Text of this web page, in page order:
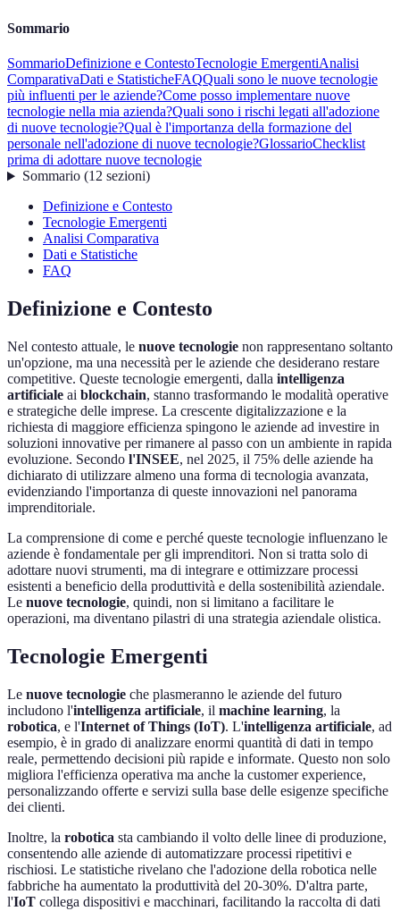
Sommario
SommarioDefinizione e ContestoTecnologie EmergentiAnalisi
ComparativaDati e StatisticheFAQQuali sono le nuove tecnologie
più influenti per le aziende?Come posso implementare nuove
tecnologie nella mia azienda?Quali sono i rischi legati all'adozione
di nuove tecnologie?Qual è l'importanza della formazione del
personale nell'adozione di nuove tecnologie?GlossarioChecklist
prima di adottare nuove tecnologie
Sommario(12 sezioni)
Definizione e Contesto
Tecnologie Emergenti
Analisi Comparativa
Dati e Statistiche
FAQ
Definizione e Contesto
Nel contesto attuale, le nuove tecnologie non rappresentano soltanto
un'opzione, ma una necessità per le aziende che desiderano restare
competitive. Queste tecnologie emergenti, dalla intelligenza
artificiale ai blockchain, stanno trasformando le modalità operative
e strategiche delle imprese. La crescente digitalizzazione e la
richiesta di maggiore efficienza spingono le aziende ad investire in
soluzioni innovative per rimanere al passo con un ambiente in rapida
evoluzione. Secondo l'INSEE, nel 2025, il 75% delle aziende ha
dichiarato di utilizzare almeno una forma di tecnologia avanzata,
evidenziando l'importanza di queste innovazioni nel panorama
imprenditoriale.
La comprensione di come e perché queste tecnologie influenzano le
aziende è fondamentale per gli imprenditori. Non si tratta solo di
adottare nuovi strumenti, ma di integrare e ottimizzare processi
esistenti a beneficio della produttività e della sostenibilità aziendale.
Le nuove tecnologie, quindi, non si limitano a facilitare le
operazioni, ma diventano pilastri di una strategia aziendale olistica.
Tecnologie Emergenti
Le nuove tecnologie che plasmeranno le aziende del futuro
includono l'intelligenza artificiale, il machine learning, la
robotica, e l'Internet of Things (IoT). L'intelligenza artificiale, ad
esempio, è in grado di analizzare enormi quantità di dati in tempo
reale, permettendo decisioni più rapide e informate. Questo non solo
migliora l'efficienza operativa ma anche la customer experience,
personalizzando offerte e servizi sulla base delle esigenze specifiche
dei clienti.
Inoltre, la robotica sta cambiando il volto delle linee di produzione,
consentendo alle aziende di automatizzare processi ripetitivi e
rischiosi. Le statistiche rivelano che l'adozione della robotica nelle
fabbriche ha aumentato la produttività del 20-30%. D'altra parte,
l'IoT collega dispositivi e macchinari, facilitando la raccolta di dati